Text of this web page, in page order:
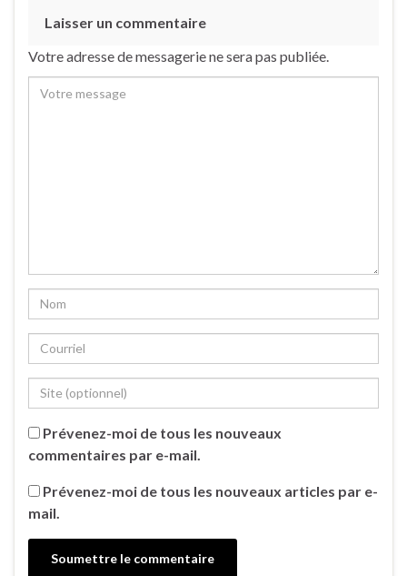
Laisser un commentaire
Votre adresse de messagerie ne sera pas publiée.
Prévenez-moi de tous les nouveaux
commentaires par e-mail.
Prévenez-moi de tous les nouveaux articles par e-
mail.